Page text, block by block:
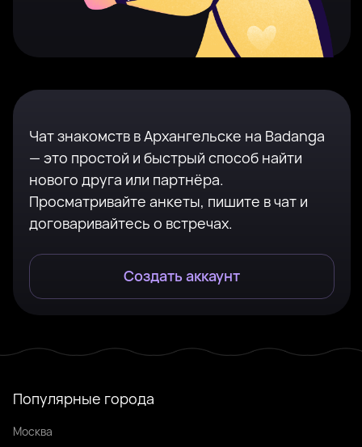
Чат знакомств в Архангельске на Badanga
— это простой и быстрый способ найти
нового друга или партнёра.
Просматривайте анкеты, пишите в чат и
договаривайтесь о встречах.
Создать аккаунт
Популярные города
Москва